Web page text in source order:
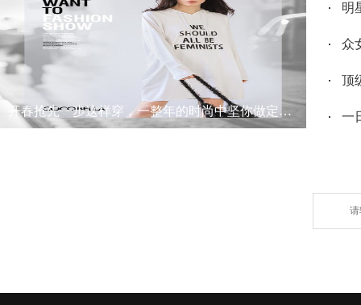
开春抢先一步这样穿，一整年的时尚中坚你做定了！
明
众
顶
一